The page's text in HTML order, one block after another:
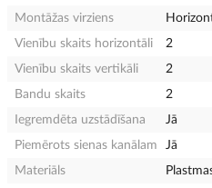
Montāžas virziens
Vienību skaits horizontāli
2
Vienību skaits vertikāli
2
Bandu skaits
2
Iegremdēta uzstādīšana
Jā
Piemērots sienas kanālam
Jā
Materiāls